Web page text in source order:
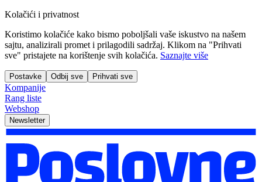
Kolačići i privatnost
Koristimo kolačiće kako bismo poboljšali vaše iskustvo na našem
sajtu, analizirali promet i prilagodili sadržaj. Klikom na "Prihvati
sve" pristajete na korištenje svih kolačića. Saznajte više
Postavke Odbij sve Prihvati sve
Kompanije
Rang liste
Webshop
Newsletter